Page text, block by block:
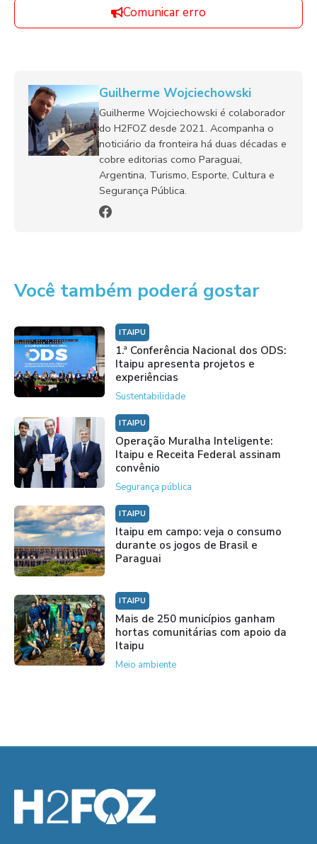
Comunicar erro
Guilherme Wojciechowski
Guilherme Wojciechowski é colaborador
do H2FOZ desde 2021. Acompanha o
noticiário da fronteira há duas décadas e
cobre editorias como Paraguai,
Argentina, Turismo, Esporte, Cultura e
Segurança Pública.
Você também poderá gostar
ITAIPU
1.ª Conferência Nacional dos ODS:
Itaipu apresenta projetos e
experiências
Sustentabilidade
ITAIPU
Operação Muralha Inteligente:
Itaipu e Receita Federal assinam
convênio
Segurança pública
ITAIPU
Itaipu em campo: veja o consumo
durante os jogos de Brasil e
Paraguai
ITAIPU
Mais de 250 municípios ganham
hortas comunitárias com apoio da
Itaipu
Meio ambiente